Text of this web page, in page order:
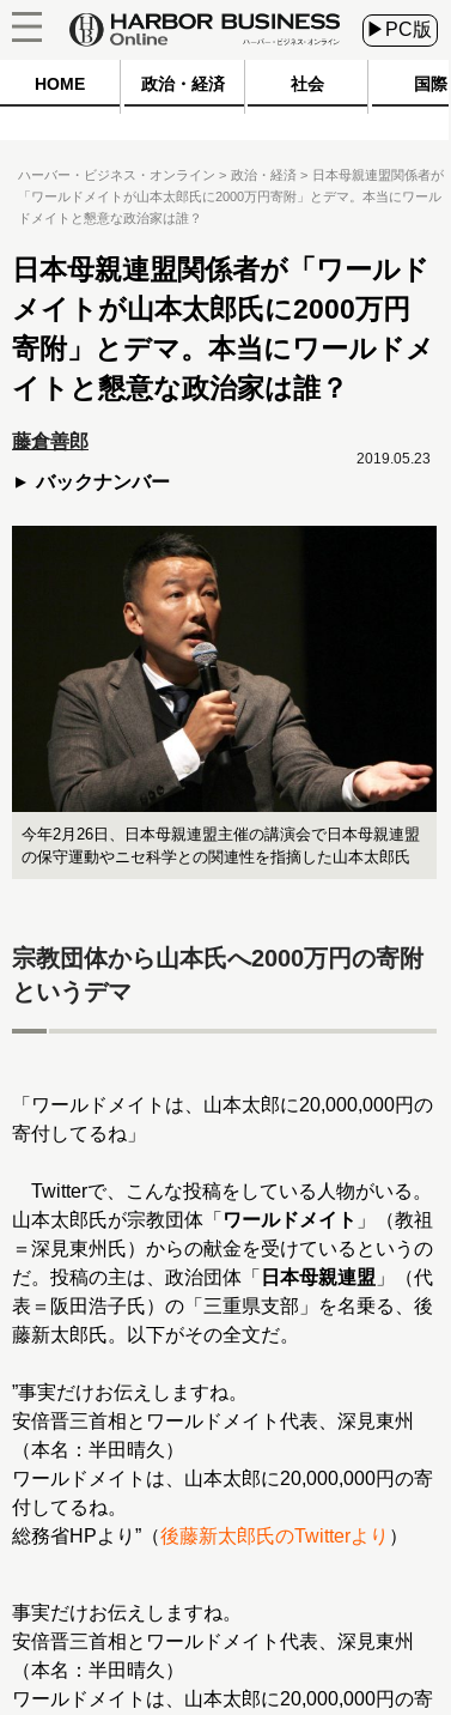
▶PC版
HOME 政治・経済 社会 国際
ハーバー・ビジネス・オンライン 政治・経済
日本母親連盟関係者が
「ワールドメイトが山本太郎氏に2000万円寄附」とデマ。本当にワール
ドメイトと懇意な政治家は誰？
日本母親連盟関係者が「ワールド
メイトが山本太郎氏に2000万円
寄附」とデマ。本当にワールドメ
イトと懇意な政治家は誰？
藤倉善郎
バックナンバー
2019.05.23
今年2月26日、日本母親連盟主催の講演会で日本母親連盟
の保守運動やニセ科学との関連性を指摘した山本太郎氏
宗教団体から山本氏へ2000万円の寄附
というデマ
「ワールドメイトは、山本太郎に20,000,000円の
寄付してるね」
Twitterで、こんな投稿をしている人物がいる。
山本太郎氏が宗教団体「 ワールドメイト 」（教祖
＝深見東州氏）からの献金を受けているというの
だ。投稿の主は、政治団体「 日本母親連盟 」（代
表＝阪田浩子氏）の「三重県支部」を名乗る、後
藤新太郎氏。以下がその全文だ。
”事実だけお伝えしますね。
安倍晋三首相とワールドメイト代表、深見東州
（本名：半田晴久）
ワールドメイトは、山本太郎に20,000,000円の寄
付してるね。
総務省HPより”（後藤新太郎氏のTwitterより ）
事実だけお伝えしますね。
安倍晋三首相とワールドメイト代表、深見東州
（本名：半田晴久）
ワールドメイトは、山本太郎に20,000,000円の寄